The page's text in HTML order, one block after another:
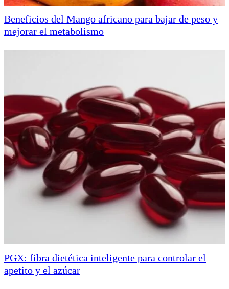
Beneficios del Mango africano para bajar de peso y
mejorar el metabolismo
PGX: fibra dietética inteligente para controlar el
apetito y el azúcar